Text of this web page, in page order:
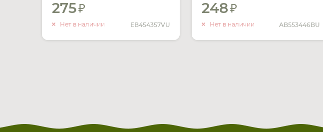
1200mAh 4.44Wh
275
Нет в наличии EB454357VU
О НАЛИЧИИ
248
Нет в наличии AB553446BU
О НАЛИЧИИ